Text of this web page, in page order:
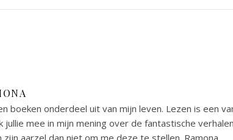
boeken onderdeel uit van mijn leven. Lezen is een
mee in mijn mening over de fantastische verhalen
aarzel dan niet om me deze te stellen. Ramona